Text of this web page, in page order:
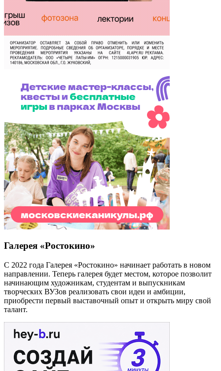
Галерея «Ростокино»
С 2022 года Галерея «Ростокино» начинает работать в новом
направлении. Теперь галерея будет местом, которое позволит
начинающим художникам, студентам и выпускникам
творческих ВУЗов реализовать свои идеи и амбиции,
приобрести первый выставочный опыт и открыть миру свой
талант.